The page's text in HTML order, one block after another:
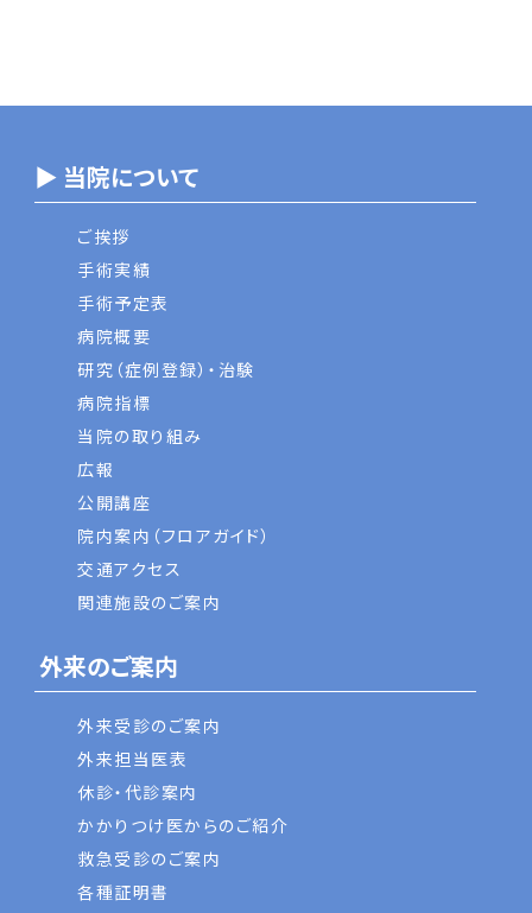
▶ 当院について
ご挨拶
手術実績
手術予定表
病院概要
研究（症例登録）・治験
病院指標
当院の取り組み
広報
公開講座
院内案内（フロアガイド）
交通アクセス
関連施設のご案内
外来のご案内
外来受診のご案内
外来担当医表
休診・代診案内
かかりつけ医からのご紹介
救急受診のご案内
各種証明書